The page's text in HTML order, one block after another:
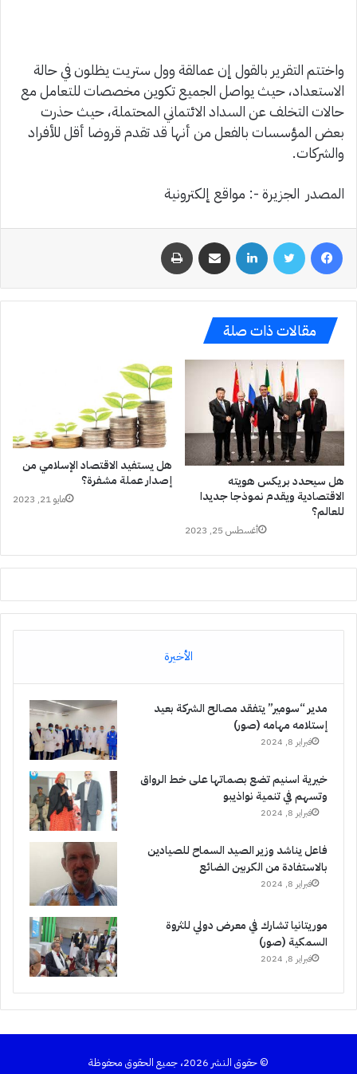
واختتم التقرير بالقول إن عمالقة وول ستريت يظلون في حالة
الاستعداد، حيث يواصل الجميع تكوين مخصصات للتعامل مع
حالات التخلف عن السداد الائتماني المحتملة، حيث حذرت
بعض المؤسسات بالفعل من أنها قد تقدم قروضا أقل للأفراد
والشركات.
المصدر الجزيرة -: مواقع إلكترونية
فيسبوك تويتر لينكدإن مشاركة عبر البريد طباعة
مقالات ذات صلة
هل يستفيد الاقتصاد الإسلامي من
إصدار عملة مشفرة؟
مايو 21, 2023
هل سيحدد بريكس هويته
الاقتصادية ويقدم نموذجا جديدا
للعالم؟
أغسطس 25, 2023
الأخيرة
مدير “سومير” يتفقد مصالح الشركة بعيد
إستلامه مهامه (صور)
فبراير 8, 2024
خيرية اسنيم تضع بصماتها على خط الرواق
وتسهم في تنمية نواذيبو
فبراير 8, 2024
فاعل يناشد وزير الصيد السماح للصيادين
بالاستفادة من الكربين الضائع
فبراير 8, 2024
موريتانيا تشارك في معرض دولي للثروة
السمكية (صور)
فبراير 8, 2024
© حقوق النشر 2026، جميع الحقوق محفوظة